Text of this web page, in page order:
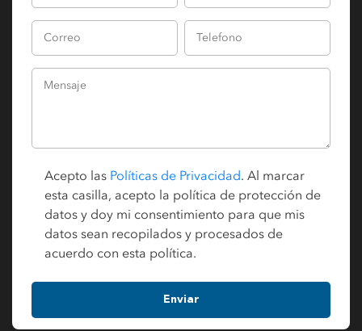
Acepto las Políticas de Privacidad. Al marcar
esta casilla, acepto la política de protección de
datos y doy mi consentimiento para que mis
datos sean recopilados y procesados de
acuerdo con esta política.